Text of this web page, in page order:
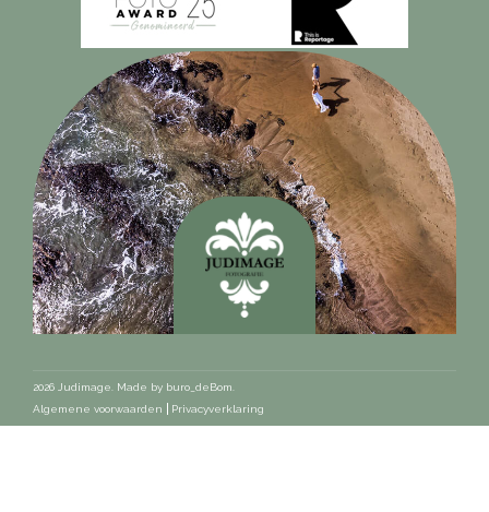
2026 Judimage. Made by buro_deBom
Algemene voorwaarden
Privacyverklaring